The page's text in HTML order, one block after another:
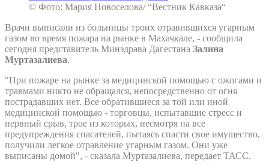
© Фото: Мария Новоселова/ “Вестник Кавказа“
Врачи выписали из больницы троих отравившихся угарным
газом во время пожара на рынке в Махачкале, - сообщила
сегодня представитель Минздрава Дагестана Залина
Муртазалиева.
"При пожаре на рынке за медицинской помощью с ожогами и
травмами никто не обращался, непосредственно от огня
пострадавших нет. Все обратившиеся за той или иной
медицинской помощью - торговцы, испытавшие стресс и
нервный срыв, трое из которых, несмотря на все
предупреждения спасателей, пытаясь спасти свое имущество,
получили легкое отравление угарным газом. Они уже
выписаны домой", - сказала Муртазалиева, передает ТАСС.